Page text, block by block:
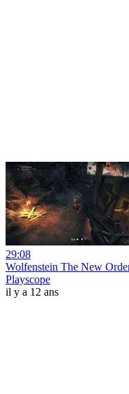
29:08
Wolfenstein The New
Playscope
il y a 12 ans